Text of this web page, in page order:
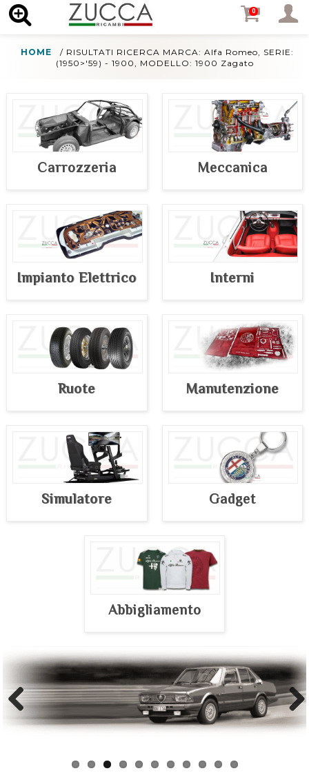
HOME / RISULTATI RICERCA MARCA: Alfa Romeo, SERIE:
(1950>'59) - 1900, MODELLO: 1900 Zagato
Carrozzeria Meccanica
Impianto Elettrico Interni
Ruote Manutenzione
Simulatore Gadget
Abbigliamento
Previous Next
0